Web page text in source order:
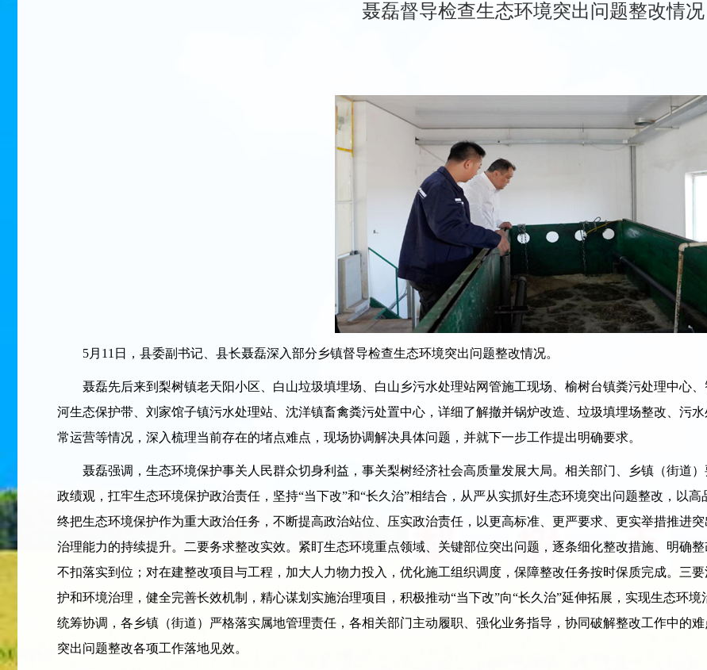
聂磊督导检查生态环境突出问题整改情况
5月11日，县委副书记、县长聂磊深入部分乡镇督导检查生态环境突出问题整改情况。
聂磊先后来到梨树镇老天阳小区、白山垃圾填埋场、白山乡污水处理站网管施工现场、榆树台镇粪污处理中心
河生态保护带、刘家馆子镇污水处理站、沈洋镇畜禽粪污处置中心，详细了解撤并锅炉改造、垃圾填埋场整改、污
常运营等情况，深入梳理当前存在的堵点难点，现场协调解决具体问题，并就下一步工作提出明确要求。
聂磊强调，生态环境保护事关人民群众切身利益，事关梨树经济社会高质量发展大局。相关部门、乡镇（街道
政绩观，扛牢生态环境保护政治责任，坚持“当下改”和“长久治”相结合，从严从实抓好生态环境突出问题整改，以
终把生态环境保护作为重大政治任务，不断提高政治站位、压实政治责任，以更高标准、更严要求、更实举措推进
治理能力的持续提升。二要务求整改实效。紧盯生态环境重点领域、关键部位突出问题，逐条细化整改措施、明确
不扣落实到位；对在建整改项目与工程，加大人力物力投入，优化施工组织调度，保障整改任务按时保质完成。三
护和环境治理，健全完善长效机制，精心谋划实施治理项目，积极推动“当下改”向“长久治”延伸拓展，实现生态环
统筹协调，各乡镇（街道）严格落实属地管理责任，各相关部门主动履职、强化业务指导，协同破解整改工作中的
突出问题整改各项工作落地见效。